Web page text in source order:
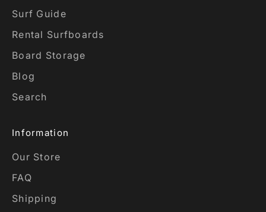
Surf Guide
Rental Surfboards
Board Storage
Blog
Search
Information
Our Store
FAQ
Shipping